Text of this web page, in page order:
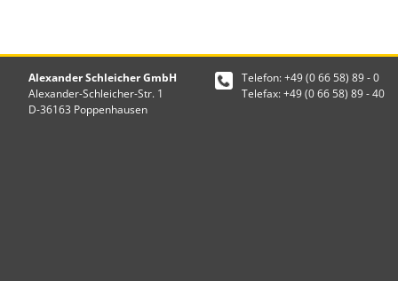
Alexander Schleicher GmbH
Alexander-Schleicher-Str. 1
D-36163 Poppenhausen
Telefon: +49 (0 66 58) 89 - 0
Telefax: +49 (0 66 58) 89 - 40